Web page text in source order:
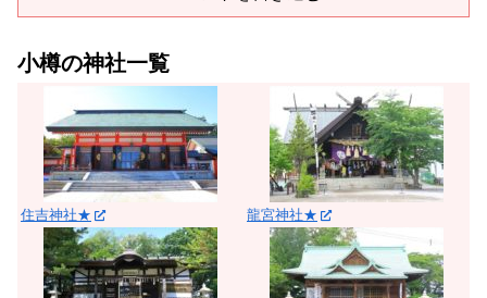
小樽の神社一覧
住吉神社★ 龍宮神社★